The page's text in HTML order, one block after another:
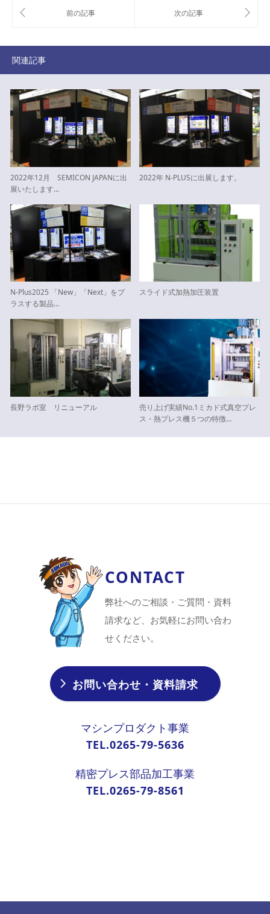
関連記事
2022年12月 SEMICON JAPANに出
展いたします…
2022年 N-PLUSに出展します。
N-Plus2025 「New」「Next」をプ
ラスする製品…
スライド式加熱加圧装置
長野ラボ室 リニューアル
売り上げ実績No.1ミカド式真空プレ
ス・熱プレス機５つの特徴…
CONTACT
弊社へのご相談・ご質問・資料
請求など、お気軽にお問い合わ
せください。
お問い合わせ・資料請求
マシンプロダクト事業
TEL.0265-79-5636
精密プレス部品加工事業
TEL.0265-79-8561